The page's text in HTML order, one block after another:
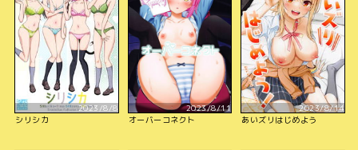
2023/8/8
シリシカ
2023/8/11
オーバーコネクト
2023/8/14
あいズリはじめよう